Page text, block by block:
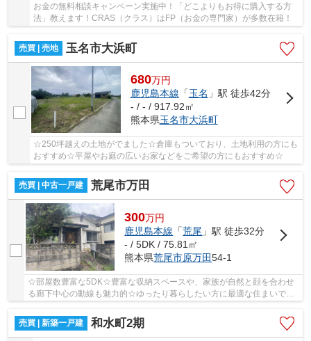
お金の無料相談キャンペーン実施中！「どこよりもお得に購入する方
法」教えます！CRAS（クラス）はFP（お金の専門家）が多数在籍！
売買 | 売地 玉名市大浜町
680万円
鹿児島本線 「玉名 」駅 徒歩42分
- / - / 917.92㎡
熊本県玉名市大浜町
☆250坪越えの土地がでました☆倉庫もついており、土地利用の方にも
おすすめ☆平屋やお庭の広いお家などをご希望の方にもおすすめ☆
売買 | 中古一戸建 荒尾市万田
300万円
鹿児島本線 「荒尾 」駅 徒歩32分
- / 5DK / 75.81㎡
熊本県荒尾市原万田54-1
☆部屋数豊富な5DK☆豊富な収納スペースや、家族が自然と顔を合わせ
る廊下中心の動線も魅力的☆ゆったり暮らしたい方に最適な住まいです
売買 | 新築一戸建
和水町2期